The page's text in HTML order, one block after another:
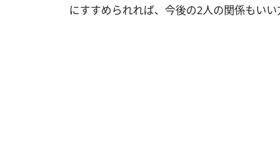
にすすめられれば、今後の2人の関係もいい